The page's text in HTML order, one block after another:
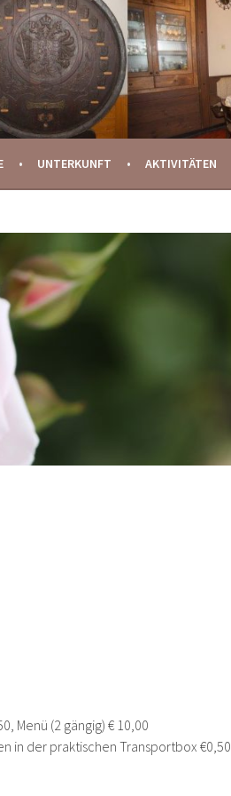
UNTERKUNFT AKTIVITÄTEN
Menü (2 gängig) € 10,00
in der praktischen Transportbox €0,50